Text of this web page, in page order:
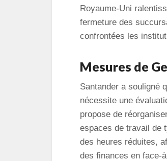
Royaume-Uni
fermeture des
confrontées les
Mesures de
Santander a souligné
nécessite une
propose de
espaces de travail de
des heures réduites,
des finances en face-